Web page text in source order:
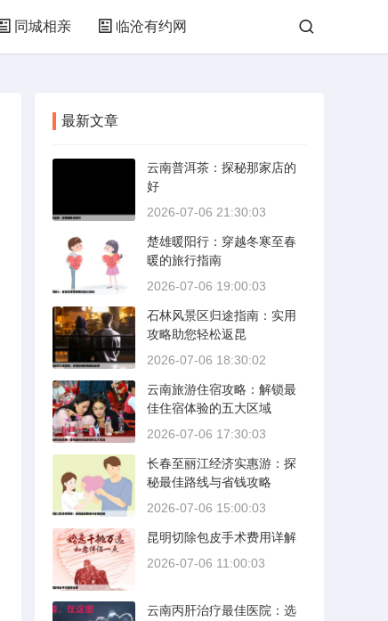
同城相亲 临沧有约网
最新文章
云南普洱茶：探秘那家店的
好
2026-07-06 21:30:03
楚雄暖阳行：穿越冬寒至春
暖的旅行指南
2026-07-06 19:00:03
石林风景区归途指南：实用
攻略助您轻松返昆
2026-07-06 18:30:02
云南旅游住宿攻略：解锁最
佳住宿体验的五大区域
2026-07-06 17:30:03
长春至丽江经济实惠游：探
秘最佳路线与省钱攻略
2026-07-06 15:00:03
昆明切除包皮手术费用详解
2026-07-06 11:00:03
云南丙肝治疗最佳医院：选